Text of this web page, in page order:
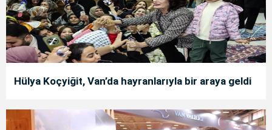
Hülya Koçyiğit, Van’da hayranlarıyla bir araya geldi